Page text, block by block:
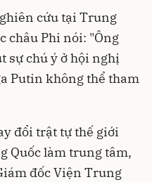
cứu tại Trung
châu Phi nói: "Ông
sự chú ý ở hội nghị
Putin không thể tham
đổi trật tự thế giới
Quốc làm trung tâm,
đốc Viện Trung